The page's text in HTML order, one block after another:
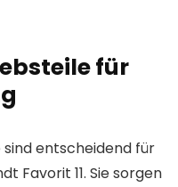
für
entscheidend für
Favorit 11. Sie sorgen